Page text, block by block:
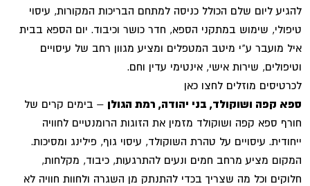
להגיע ליום שלם הכולל כניסה למתחם הבריכות המקורות, עיסוי
טיפולי, שימוש במתקני הספא, חדר כושר וכיבוד. יום הספא בבית
איל מועבר ע"י מיטב המטפלים ומציע מגוון רחב של עיסויים
וטיפולים, שירות אישי, אינטימי עדין וחם.
לכרטיסים מוזלים לחצו כאן
ספא קפה ושוקולד, בני יהודה, רמת הגולן – בימים קרים של
חורף ספא קפה ושוקולד מזמין את הזוגות הרומנטיים לחוויה
ייחודית. עיסויים על טהרת השוקולד, עיסוי גוף, פילינג ומסיכות.
המקום מציע מרחב חמים ונעים להתרגעות, כיבוד, מקלחות,
חלוקים וכל מה שצריך בכדי להתנתק מן השגרה ולחוות חוויה לא